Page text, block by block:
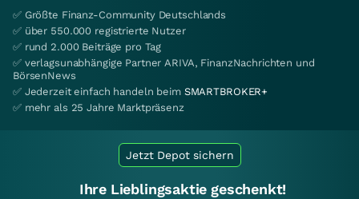
✅ Größte Finanz-Community Deutschlands
✅ über 550.000 registrierte Nutzer
✅ rund 2.000 Beiträge pro Tag
✅ verlagsunabhängige Partner ARIVA, FinanzNachrichten und
BörsenNews
✅ Jederzeit einfach handeln beim SMARTBROKER+
✅ mehr als 25 Jahre Marktpräsenz
Jetzt Depot sichern
Ihre Lieblingsaktie geschenkt!